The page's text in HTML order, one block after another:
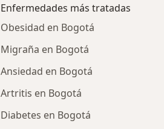
Enfermedades más tratadas
Obesidad en Bogotá
Migraña en Bogotá
Ansiedad en Bogotá
Artritis en Bogotá
Diabetes en Bogotá